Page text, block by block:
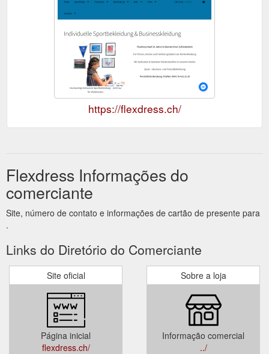
https://flexdress.ch/
Flexdress Informações do
comerciante
Site, número de contato e informações de cartão de presente para
.
Links do Diretório do Comerciante
Site oficial
Página inicial
flexdress.ch/
Sobre a loja
Informação comercial
../